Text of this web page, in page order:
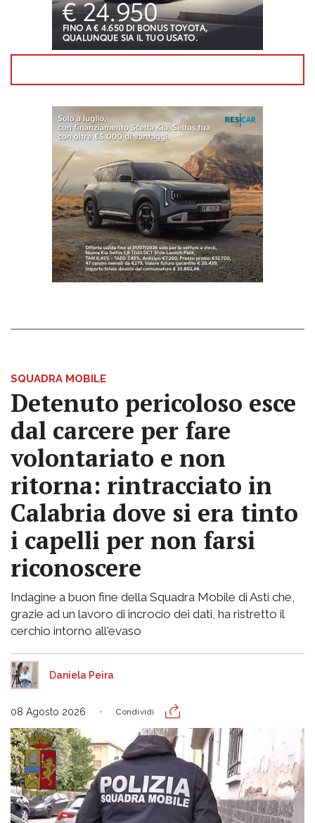
SQUADRA MOBILE
Detenuto pericoloso esce
dal carcere per fare
volontariato e non
ritorna: rintracciato in
Calabria dove si era tinto
i capelli per non farsi
riconoscere
Indagine a buon fine della Squadra Mobile di Asti che,
grazie ad un lavoro di incrocio dei dati, ha ristretto il
cerchio intorno all'evaso
Daniela Peira
08 Agosto 2026 Condividi